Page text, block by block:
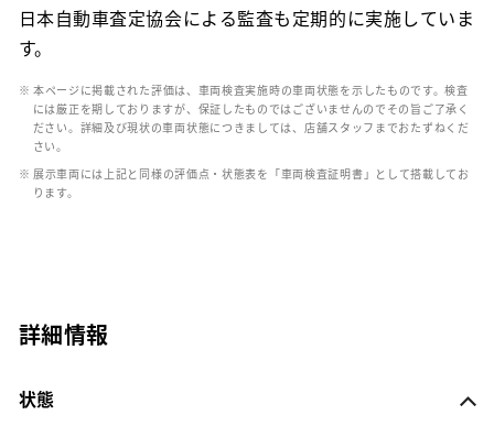
日本自動車査定協会による監査も定期的に実施していま
す。
※ 本ページに掲載された評価は、車両検査実施時の車両状態を示したものです。検査
には厳正を期しておりますが、保証したものではございませんのでその旨ご了承く
ださい。詳細及び現状の車両状態につきましては、店舗スタッフまでおたずねくだ
さい。
※ 展示車両には上記と同様の評価点・状態表を「車両検査証明書」として搭載してお
ります。
詳細情報
状態